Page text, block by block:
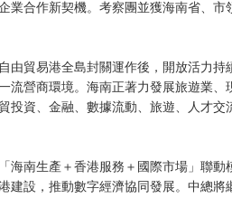
合作新契機。考察團並獲海南省、市
由貿易港全島封關運作後，開放活力持
流營商環境。海南正著力發展旅遊業
投資、金融、數據流動、旅遊、人才
南生產＋香港服務＋國際市場」聯動
建設，推動數字經濟協同發展。中總將